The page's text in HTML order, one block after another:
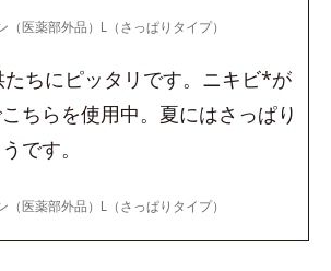
医薬部外品）L（さっぱりタイプ）
ちにピッタリです。ニキビ*が
ちらを使用中。夏にはさっぱり
です。
医薬部外品）L（さっぱりタイプ）